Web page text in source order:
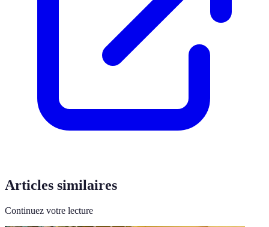
Articles similaires
Continuez votre lecture